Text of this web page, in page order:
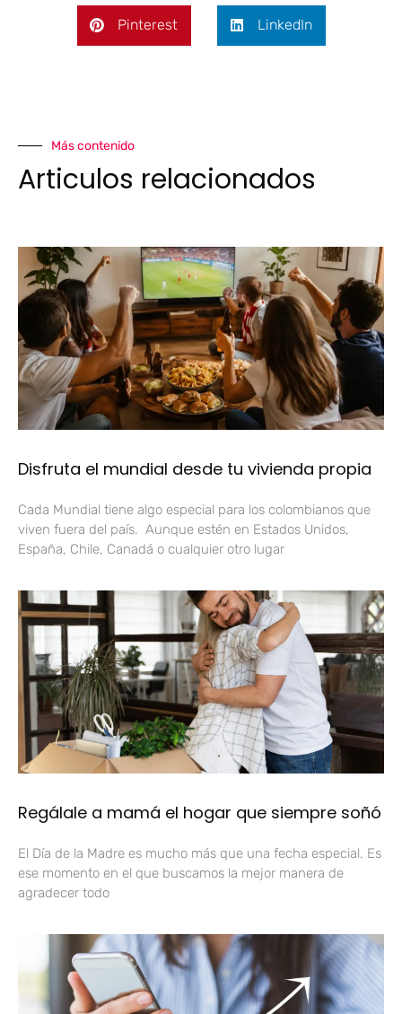
Pinterest LinkedIn
Más contenido
Articulos relacionados
Disfruta el mundial desde tu vivienda propia
Cada Mundial tiene algo especial para los colombianos que
viven fuera del país. Aunque estén en Estados Unidos,
España, Chile, Canadá o cualquier otro lugar
Regálale a mamá el hogar que siempre soñó
El Día de la Madre es mucho más que una fecha especial. Es
ese momento en el que buscamos la mejor manera de
agradecer todo